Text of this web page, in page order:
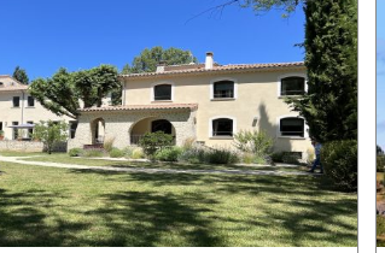
Bastide de Sanilhac
Rhône-Alpes Maisons Séminaire Ardèche
(07)